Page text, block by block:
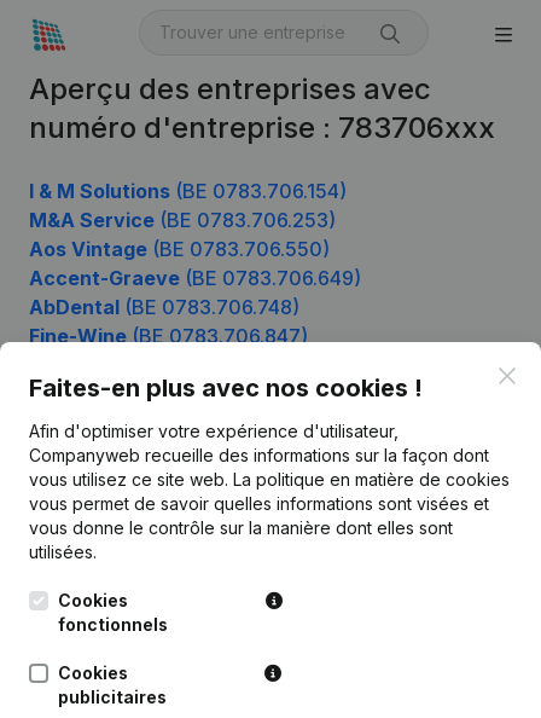
Aperçu des entreprises avec
numéro d'entreprise : 783706xxx
I & M Solutions (BE 0783.706.154)
M&A Service (BE 0783.706.253)
Aos Vintage (BE 0783.706.550)
Accent-Graeve (BE 0783.706.649)
AbDental (BE 0783.706.748)
Fine-Wine(BE 0783.706.847)
Faites-en plus avec nos cookies !
Afin d'optimiser votre expérience d'utilisateur,
Companyweb recueille des informations sur la façon dont
vous utilisez ce site web. La politique en matière de cookies
vous permet de savoir quelles informations sont visées et
vous donne le contrôle sur la manière dont elles sont
utilisées.
Cookies
fonctionnels
Cookies
publicitaires
Français
Kantorenpark Everest
Leuvensesteenweg
1800 Vilvoorde
Produit
Informations d’entreprise
Monitoring